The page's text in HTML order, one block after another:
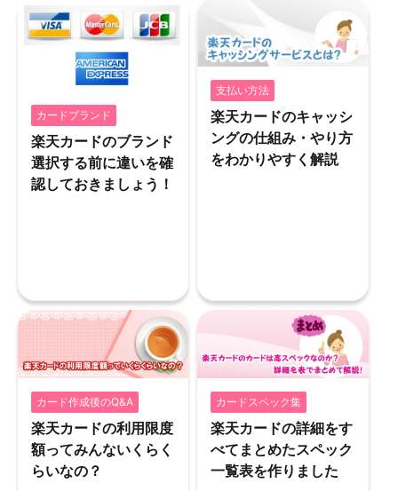
カードブランド
楽天カードのブランド
選択する前に違いを確
認しておきましょう！
支払い方法
楽天カードのキャッシ
ングの仕組み・やり方
をわかりやすく解説
カード作成後のQ&A
楽天カードの利用限度
額ってみんないくらく
らいなの？
カードスペック集
楽天カードの詳細をす
べてまとめたスペック
一覧表を作りました